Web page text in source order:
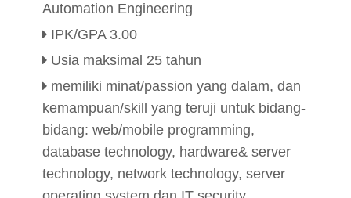
Automation Engineering
IPK/GPA 3.00
Usia maksimal 25 tahun
memiliki minat/passion yang dalam, dan
kemampuan/skill yang teruji untuk bidang-
bidang: web/mobile programming,
database technology, hardware& server
technology, network technology, server